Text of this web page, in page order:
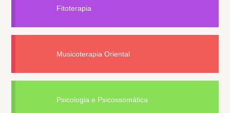
Fitoterapia
Musicoterapia Oriental
Psicologia e Psicossomática